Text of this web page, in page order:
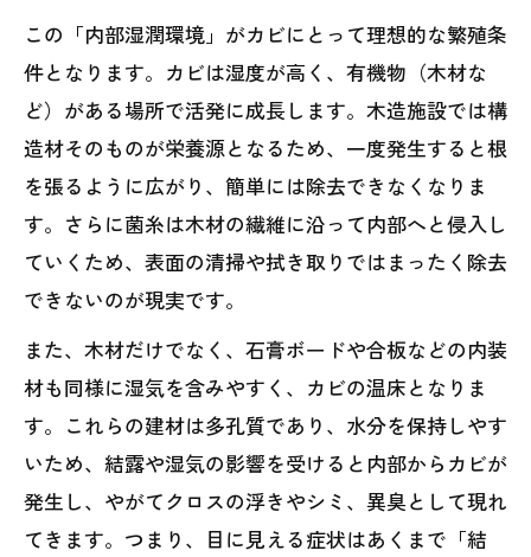
この「内部湿潤環境」がカビにとって理想的な繁殖条
件となります。カビは湿度が高く、有機物（木材な
ど）がある場所で活発に成長します。木造施設では構
造材そのものが栄養源となるため、一度発生すると根
を張るように広がり、簡単には除去できなくなりま
す。さらに菌糸は木材の繊維に沿って内部へと侵入し
ていくため、表面の清掃や拭き取りではまったく除去
できないのが現実です。
また、木材だけでなく、石膏ボードや合板などの内装
材も同様に湿気を含みやすく、カビの温床となりま
す。これらの建材は多孔質であり、水分を保持しやす
いため、結露や湿気の影響を受けると内部からカビが
発生し、やがてクロスの浮きやシミ、異臭として現れ
てきます。つまり、目に見える症状はあくまで「結